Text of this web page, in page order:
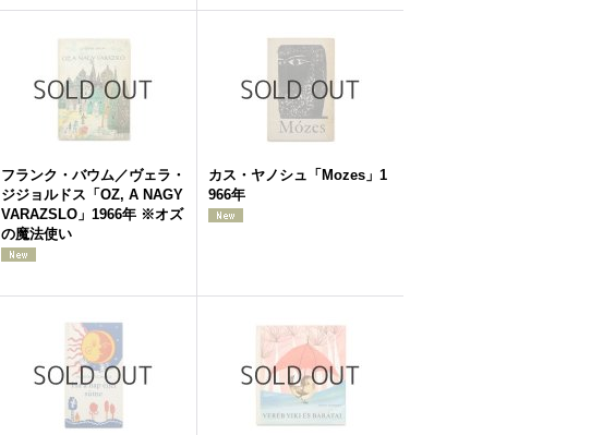
フランク・バウム／ヴェラ・
ジジョルドス「OZ, A NAGY
VARAZSLO」1966年 ※オズ
の魔法使い
カス・ヤノシュ「Mozes」1
966年